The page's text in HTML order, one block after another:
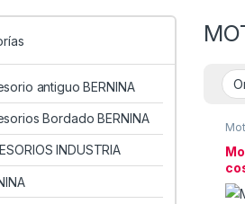
antiguo BERNINA
Bordado BERNINA
INDUSTRIA